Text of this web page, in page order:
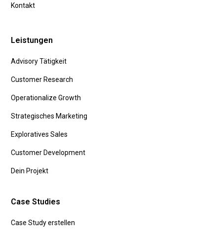
Kontakt
Leistungen
Advisory Tätigkeit
Customer Research
Operationalize Growth
Strategisches Marketing
Exploratives Sales
Customer Development
Dein Projekt
Case Studies
Case Study erstellen